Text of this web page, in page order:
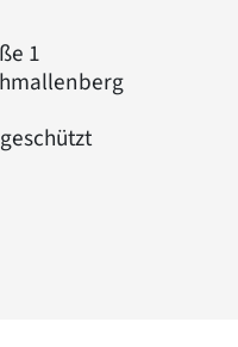
1